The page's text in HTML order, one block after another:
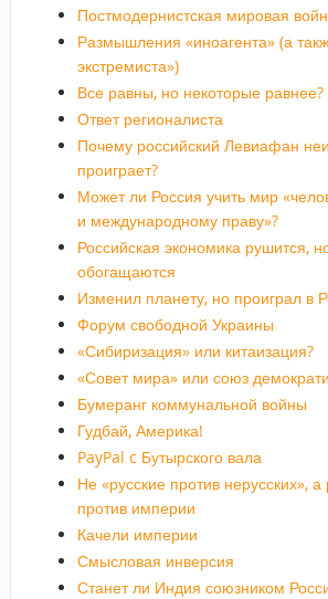
Постмодернистская мировая
Размышления «иноагента» (а
экстремиста»)
Все равны, но некоторые равнее?
Ответ регионалиста
Почему российский Левиафан
проиграет?
Может ли Россия учить мир
и международному праву»?
Российская экономика рушится,
обогащаются
Изменил планету, но проиграл в
Форум свободной Украины
«Сибиризация» или китаизация?
«Совет мира» или союз
Бумеранг коммунальной войны
Гудбай, Америка!
PayPal c Бутырского вала
Не «русские против нерусских»,
против империи
Качели империи
Смысловая инверсия
Станет ли Индия союзником